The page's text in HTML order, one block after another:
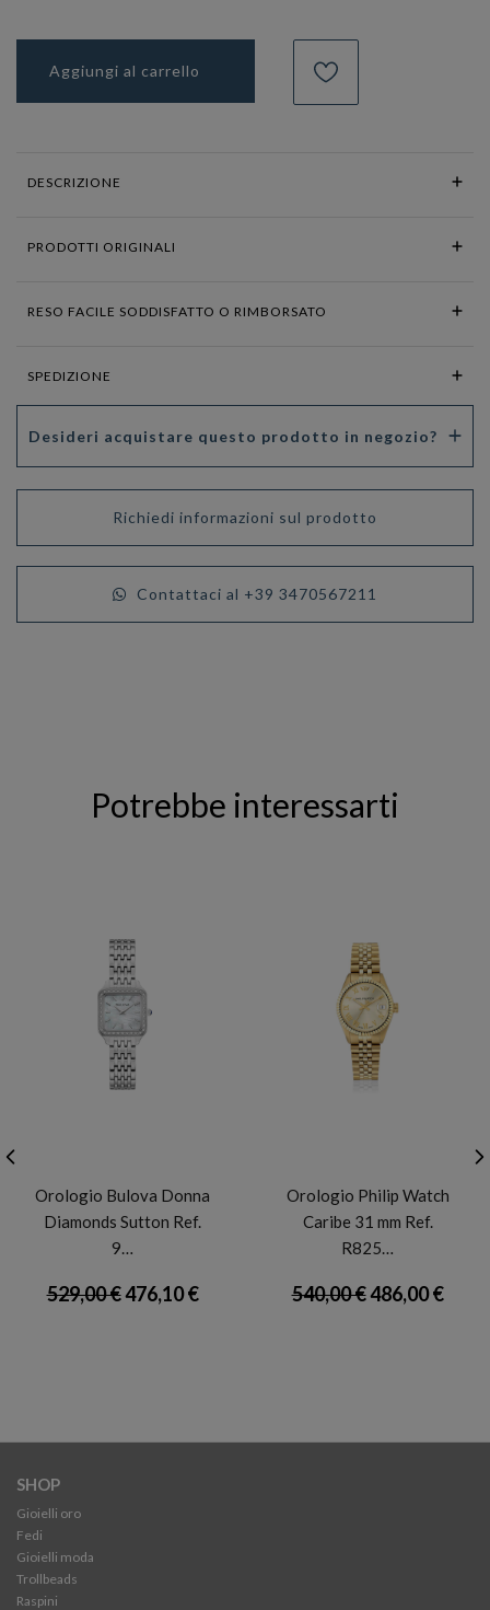
Aggiungi al carrello
DESCRIZIONE
PRODOTTI ORIGINALI
RESO FACILE SODDISFATTO O RIMBORSATO
SPEDIZIONE
Desideri acquistare questo prodotto in negozio?
Richiedi informazioni sul prodotto
Contattaci al +39 3470567211
Potrebbe interessarti
Orologio Bulova Donna
Diamonds Sutton Ref.
9…
529,00 €476,10 €
Orologio Philip Watch
Caribe 31 mm Ref.
R825…
540,00 €486,00 €
SHOP
Gioielli oro
Fedi
Gioielli moda
Trollbeads
Raspini